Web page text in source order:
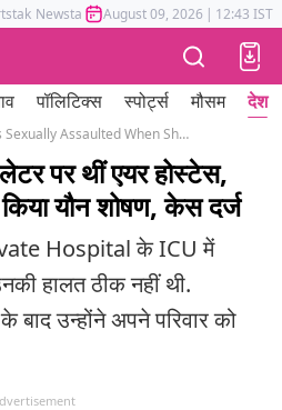
Newstak Mumbai Tak Astrotak
August 09, 2026 | 12:43 IST
पॉलिटिक्स स्पोर्ट्स मौसम देश
Air Hostess Sexually Assaulted When She Was on Ventilator in ICU of Gurugram Private Hospital
पर थीं एयर होस्टेस,
यौन शोषण, केस दर्ज
Hospital के ICU में
हालत ठीक नहीं थी.
बाद उन्होंने अपने परिवार को